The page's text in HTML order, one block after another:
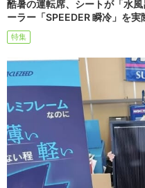
酷暑の運転席、シートが「水
ーラー「SPEEDER 瞬冷」を実
特集